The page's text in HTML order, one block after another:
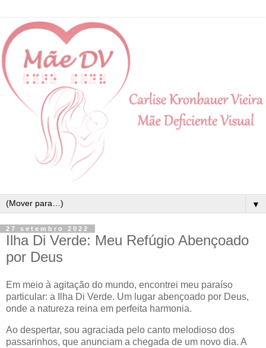
▼
27 setembro 2022
Ilha Di Verde: Meu Refúgio Abençoado
por Deus
Em meio à agitação do mundo, encontrei meu paraíso
particular: a Ilha Di Verde. Um lugar abençoado por Deus,
onde a natureza reina em perfeita harmonia.
Ao despertar, sou agraciada pelo canto melodioso dos
passarinhos, que anunciam a chegada de um novo dia. A